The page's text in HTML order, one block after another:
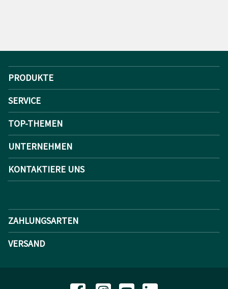
PRODUKTE
SERVICE
TOP-THEMEN
UNTERNEHMEN
KONTAKTIERE UNS
ZAHLUNGSARTEN
VERSAND